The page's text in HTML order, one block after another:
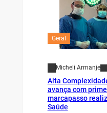
Geral
Micheli Armanje
Alta
avança com
marcapasso
Saúde